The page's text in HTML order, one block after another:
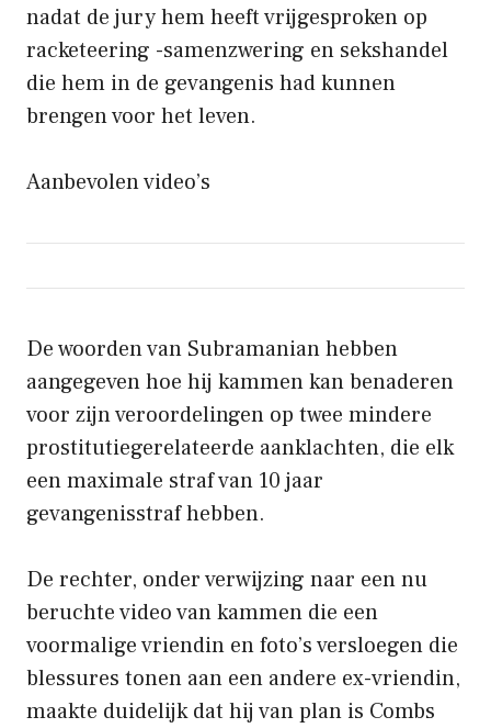
nadat de jury hem heeft vrijgesproken op
racketeering -samenzwering en sekshandel
die hem in de gevangenis had kunnen
brengen voor het leven.
Aanbevolen video’s
De woorden van Subramanian hebben
aangegeven hoe hij kammen kan benaderen
voor zijn veroordelingen op twee mindere
prostitutiegerelateerde aanklachten, die elk
een maximale straf van 10 jaar
gevangenisstraf hebben.
De rechter, onder verwijzing naar een nu
beruchte video van kammen die een
voormalige vriendin en foto’s versloegen die
blessures tonen aan een andere ex-vriendin,
maakte duidelijk dat hij van plan is Combs